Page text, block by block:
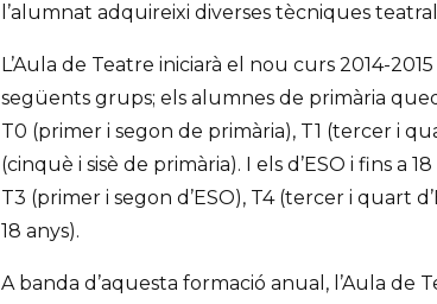
l’alumnat adquireixi diverses tècniques
L’Aula de Teatre iniciarà el nou curs 2014-
següents grups; els alumnes de primària
T0 (primer i segon de primària), T1 (tercer i
(cinquè i sisè de primària). I els d’ESO i fins a
T3 (primer i segon d’ESO), T4 (tercer i quart
18 anys).
A banda d’aquesta formació anual, l’Aula de